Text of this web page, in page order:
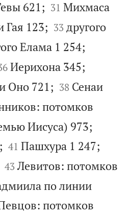
621; 

31 Михмаса
Гая 123; 

33 другого
Елама 1 254;
Иерихона 345;
Оно 721; 

38 Сенаи
потомков
Иисуса) 973;


41 Пашхура 1 247;


43 Левитов: потомков
по линии
потомков